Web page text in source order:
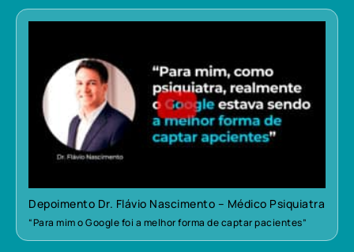
Depoimento Dr. Flávio Nascimento – Médico Psiquiatra
“Para mim o Google foi a melhor forma de captar pacientes”